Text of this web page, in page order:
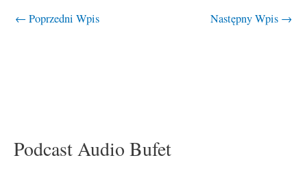
← Poprzedni Wpis Następny Wpis →
Podcast Audio Bufet